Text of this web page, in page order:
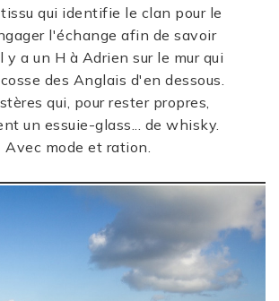
qui identifie le clan pour le
l'échange afin de savoir
y a un H à Adrien sur le mur qui
des Anglais d'en dessous.
qui, pour rester propres,
un essuie-glass... de whisky.
Avec mode et ration.